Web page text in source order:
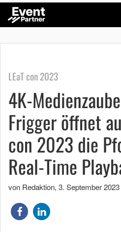
LEaT con 2023
4K-
Frigger öffnet
con 2023 die
Real-Time
von Redaktion, 3. September 2023